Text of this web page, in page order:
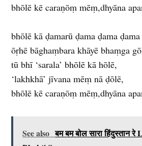
bhōlē kē caraṇōṃ mēṃ,dhyāna
bhōlē kā ḍamarū ḍama ḍama
ōṛhē bāghaṃbara khāyē bhaṃga
tū bhī ‘sarala’ bhōlē kā hōlē,
‘lakhkhā’ jīvana mēṃ nā ḍōlē,
bhōlē kē caraṇōṃ mēṃ,dhyāna
See also बम बम बोल सारा हिंदुस्तान